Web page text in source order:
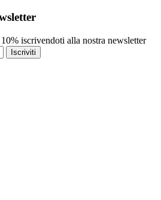
iscrivendoti alla nostra newsletter
Iscriviti